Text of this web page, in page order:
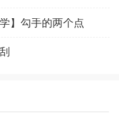
】勾手的两个点